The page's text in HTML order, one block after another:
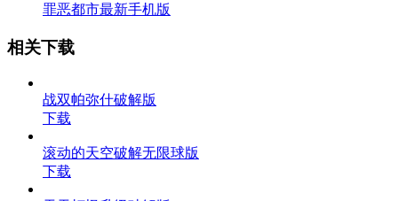
罪恶都市最新手机版
相关下载
战双帕弥什破解版
下载
滚动的天空破解无限球版
下载